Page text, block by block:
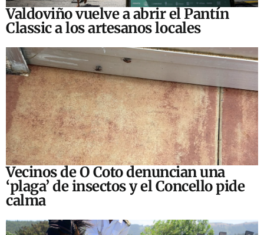
Valdoviño vuelve a abrir el Pantín
Classic a los artesanos locales
Vecinos de O Coto denuncian una
‘plaga’ de insectos y el Concello pide
calma